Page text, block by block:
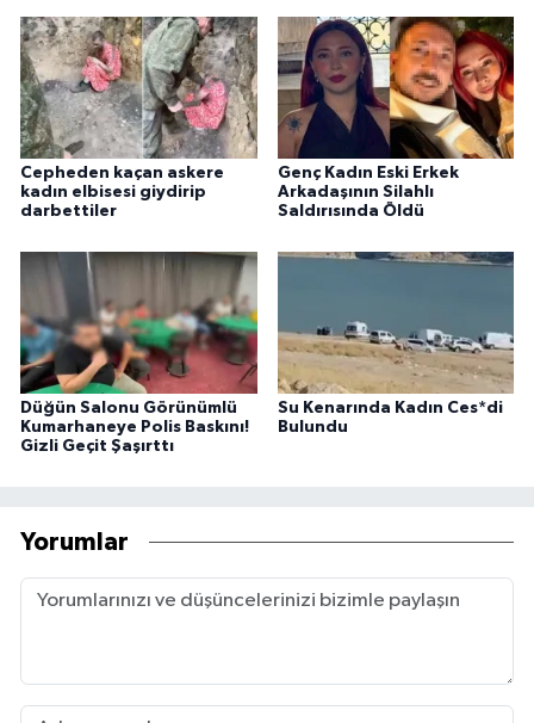
Cepheden kaçan askere
kadın elbisesi giydirip
darbettiler
Genç Kadın Eski Erkek
Arkadaşının Silahlı
Saldırısında Öldü
Düğün Salonu Görünümlü
Kumarhaneye Polis Baskını!
Gizli Geçit Şaşırttı
Su Kenarında Kadın Ces*di
Bulundu
Yorumlar